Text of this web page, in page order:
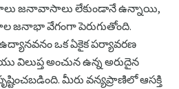
జనావాసాలు లేకుండానే ఉన్నాయి,
జనాభా వేగంగా పెరుగుతోంది.
ఒక ఏకైక పర్యావరణ
విలుప్త అంచున ఉన్న అరుదైన
మీరు వన్యప్రాణిలో ఆసక్తి